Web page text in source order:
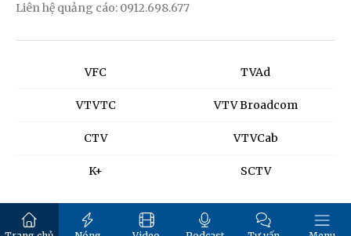
Liên hệ quảng cáo: 0912.698.677
VFC
VTVTC
CTV
K+
TVAd
VTV Broadcom
VTVCab
SCTV